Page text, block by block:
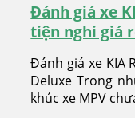
Đánh giá xe
tiện nghi giá
Đánh giá xe KIA
Deluxe Trong
khúc xe MPV